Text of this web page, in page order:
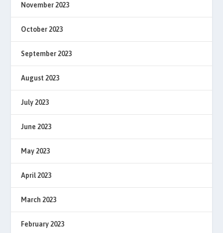
November 2023
October 2023
September 2023
August 2023
July 2023
June 2023
May 2023
April 2023
March 2023
February 2023